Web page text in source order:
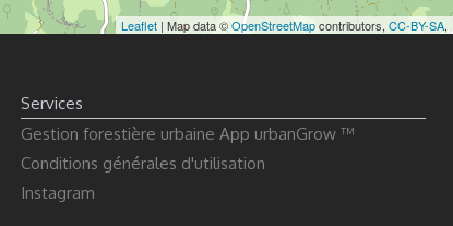
Leaflet | Map data ©OpenStreetMapcontributors, CC-BY-SA,
Services
Gestion forestière urbaine App urbanGrow ™
Conditions générales d'utilisation
Instagram